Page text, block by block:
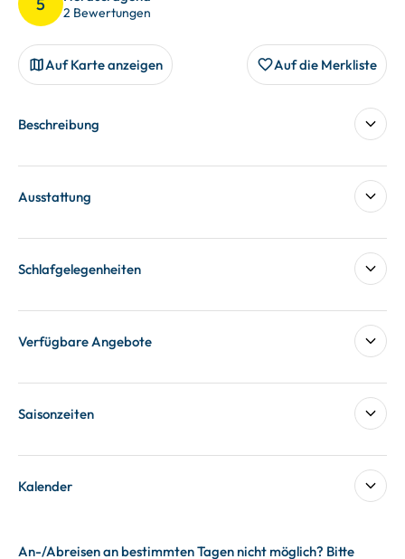
2 Bewertungen
Auf Karte anzeigen Auf die Merkliste
Beschreibung
Ausstattung
Schlafgelegenheiten
Verfügbare Angebote
Saisonzeiten
Kalender